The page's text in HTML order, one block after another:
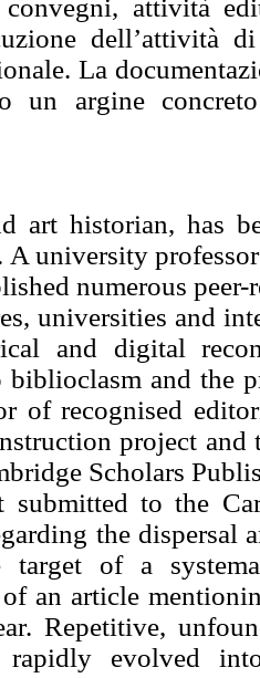
attività
dell’attività
La
un argine
art historian, has
university
numerous
universities and
and digital
and the
of recognised
project
Scholars
to the
the dispersal
target of a
an article
Repetitive,
evolved